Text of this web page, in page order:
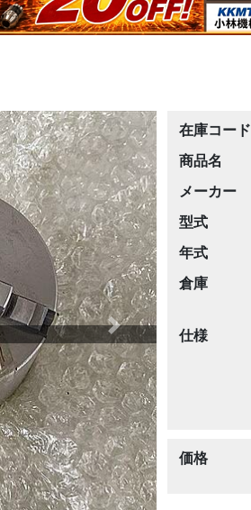
Next
在庫コード
商品名
メーカー
型式
年式
倉庫
仕様
価格